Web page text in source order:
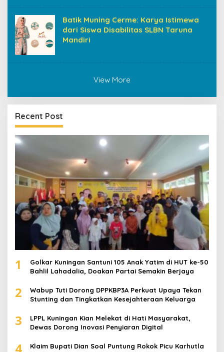
Batik Muning Cerme: Karya Istimewa
dari Siswa Disabilitas SLBN Taruna
Mandiri
View More
Recent Post
1
Golkar Kuningan Santuni 105 Anak Yatim di HUT ke-50
Bahlil Lahadalia, Doakan Partai Semakin Berjaya
2
Wabup Tuti Dorong DPPKBP3A Perkuat Upaya Tekan
Stunting dan Tingkatkan Kesejahteraan Keluarga
3
LPPL Kuningan Kian Melekat di Hati Masyarakat,
Dewas Dorong Inovasi Penyiaran Digital
4
Klaim Bupati Dian Soal Puntung Rokok Picu Karhutla